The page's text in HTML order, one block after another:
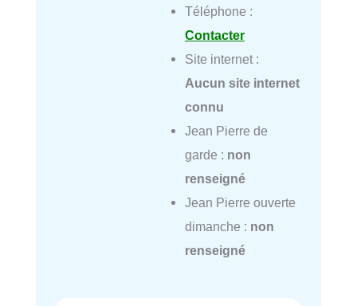
Téléphone :
Contacter
Site internet :
Aucun site internet
connu
Jean Pierre de
garde : non
renseigné
Jean Pierre ouverte
dimanche : non
renseigné